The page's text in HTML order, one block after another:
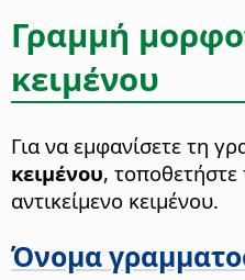
Γραμμή
κειμένου
Για να εμφανίσετε τη
κειμένου, τοποθετήστε
αντικείμενο κειμένου.
Όνομα